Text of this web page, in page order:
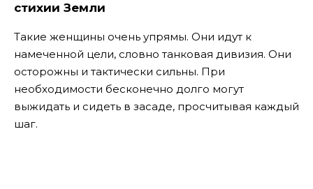
стихии Земли
Такие женщины очень упрямы. Они идут к
намеченной цели, словно танковая дивизия. Они
осторожны и тактически сильны. При
необходимости бесконечно долго могут
выжидать и сидеть в засаде, просчитывая каждый
шаг.